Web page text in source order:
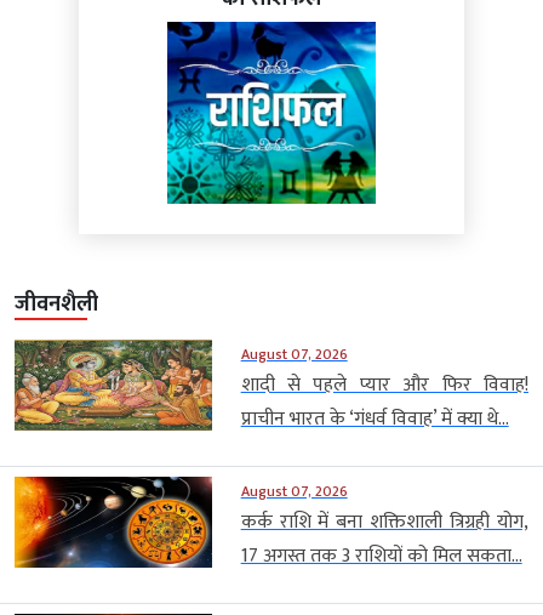
जीवनशैली
August 07, 2026
शादी से पहले प्यार और फिर विवाह!
प्राचीन भारत के ‘गंधर्व विवाह’ में क्या थे...
August 07, 2026
कर्क राशि में बना शक्तिशाली त्रिग्रही योग,
17 अगस्त तक 3 राशियों को मिल सकता...